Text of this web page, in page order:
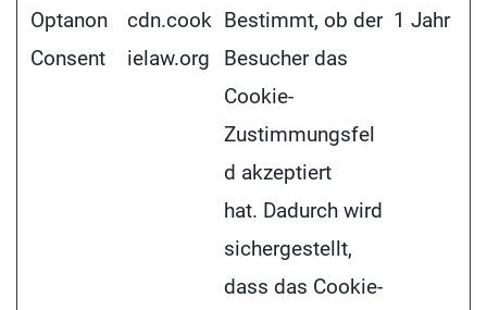
Optanon
Consent
cdn.cook
ielaw.org
Bestimmt, ob der
Besucher das
Cookie-
Zustimmungsfel
d akzeptiert
hat. Dadurch wird
sichergestellt,
dass das Cookie-
1 Jahr